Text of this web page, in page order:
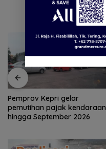
Pemprov Kepri gelar
pemutihan pajak kendaraan
hingga September 2026